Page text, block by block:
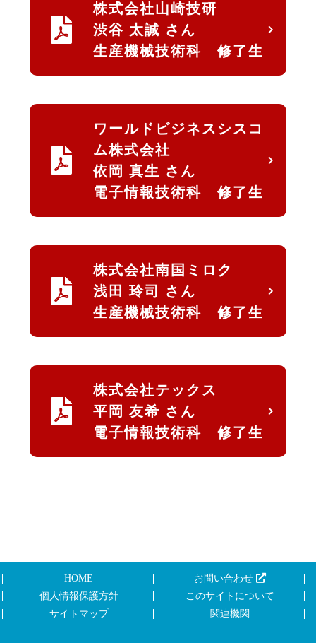
株式会社山崎技研
渋谷 太誠 さん
生産機械技術科 修了生
ワールドビジネスシスコ
ム株式会社
依岡 真生 さん
電子情報技術科 修了生
株式会社南国ミロク
浅田 玲司 さん
生産機械技術科 修了生
株式会社テックス
平岡 友希 さん
電子情報技術科 修了生
HOME
お問い合わせ
個人情報保護方針
このサイトについて
サイトマップ
関連機関